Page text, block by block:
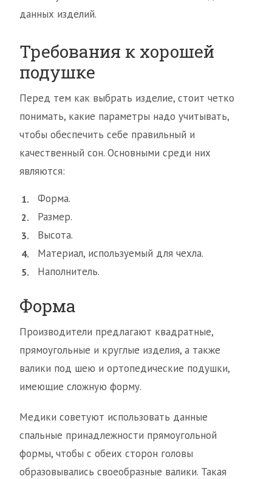
данных изделий.
Требования к хорошей
подушке
Перед тем как выбрать изделие, стоит четко
понимать, какие параметры надо учитывать,
чтобы обеспечить себе правильный и
качественный сон. Основными среди них
являются:
Форма.
Размер.
Высота.
Материал, используемый для чехла.
Наполнитель.
Форма
Производители предлагают квадратные,
прямоугольные и круглые изделия, а также
валики под шею и ортопедические подушки,
имеющие сложную форму.
Медики советуют использовать данные
спальные принадлежности прямоугольной
формы, чтобы с обеих сторон головы
образовывались своеобразные валики. Такая